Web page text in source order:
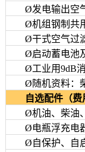
Ø发电输出空气
Ø机组钢制共用
Ø干式空气过滤
Ø启动蓄电池及
Ø工业用9dB消
Ø随机资料：柴
自选配件（费
Ø机油、柴油、
Ø电瓶浮充电
Ø自保护、自启